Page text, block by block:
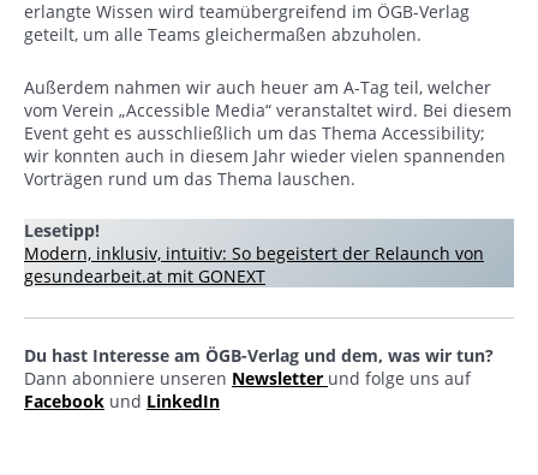
erlangte Wissen wird teamübergreifend im ÖGB-Verlag
geteilt, um alle Teams gleichermaßen abzuholen.
Außerdem nahmen wir auch heuer am A-Tag teil, welcher
vom Verein „Accessible Media“ veranstaltet wird. Bei diesem
Event geht es ausschließlich um das Thema Accessibility;
wir konnten auch in diesem Jahr wieder vielen spannenden
Vorträgen rund um das Thema lauschen.
Lesetipp!
Modern, inklusiv, intuitiv: So begeistert der Relaunch von
gesundearbeit.at mit GONEXT
Du hast Interesse am ÖGB-Verlag und dem, was wir tun?
Dann abonniere unseren Newsletter und folge uns auf
Facebook und LinkedIn